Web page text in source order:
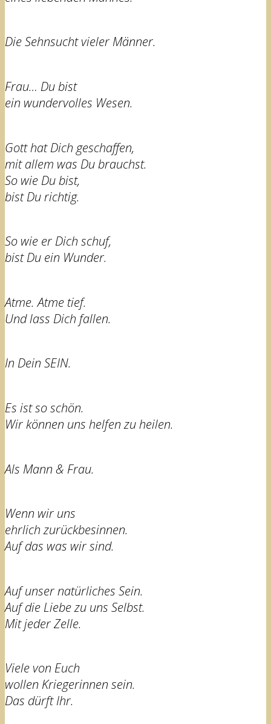
Die Sehnsucht vieler Männer.
Frau… Du bist
ein wundervolles Wesen.
Gott hat Dich geschaffen,
mit allem was Du brauchst.
So wie Du bist,
bist Du richtig.
So wie er Dich schuf,
bist Du ein Wunder.
Atme. Atme tief.
Und lass Dich fallen.
In Dein SEIN.
Es ist so schön.
Wir können uns helfen zu heilen.
Als Mann & Frau.
Wenn wir uns
ehrlich zurückbesinnen.
Auf das was wir sind.
Auf unser natürliches Sein.
Auf die Liebe zu uns Selbst.
Mit jeder Zelle.
Viele von Euch
wollen Kriegerinnen sein.
Das dürft Ihr.